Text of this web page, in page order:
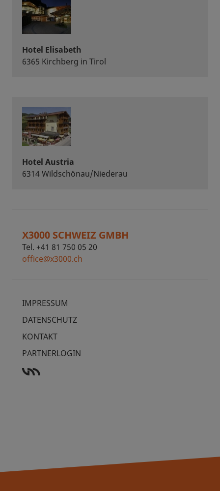
Hotel Elisabeth
6365 Kirchberg in Tirol
Hotel Austria
6314 Wildschönau/Niederau
X3000 SCHWEIZ GMBH
Tel. +41 81 750 05 20
office@x3000.ch
IMPRESSUM
DATENSCHUTZ
KONTAKT
PARTNERLOGIN